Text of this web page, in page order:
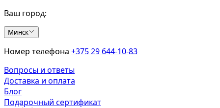
Ваш город:
Минск
Номер телефона +375 29 644-10-83
Вопросы и ответы
Доставка и оплата
Блог
Подарочный сертификат